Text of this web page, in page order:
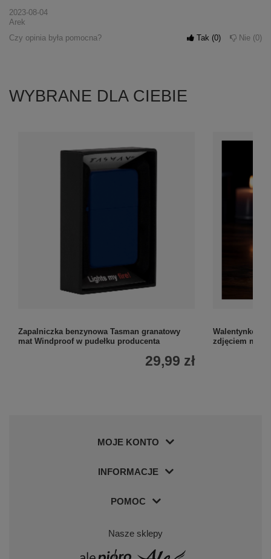
2023-08-04
Arek
Czy opinia była pomocna?
Tak 0 Nie 0
WYBRANE DLA CIEBIE
Zapalniczka benzynowa Tasman granatowy
mat Windproof w pudełku producenta
29,99 zł
Walentynkowa
zdjęciem
MOJE KONTO
INFORMACJE
POMOC
Nasze sklepy